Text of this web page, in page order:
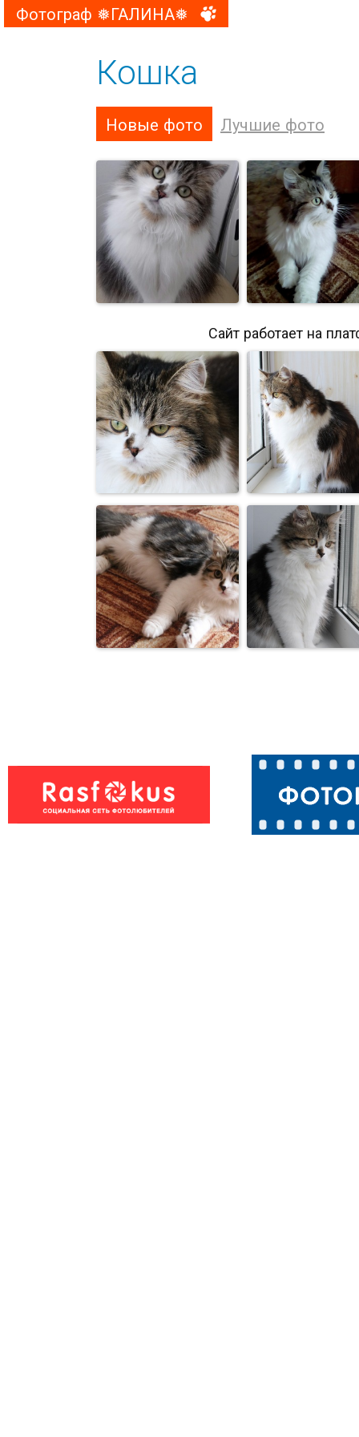
Фотограф ❅ГАЛИНА❅
Кошка
Новые фото Лучшие фото
Кошка Алиса Алиса
Сайт работает на
Кошки Кошка Алиса
Алиса Кошка